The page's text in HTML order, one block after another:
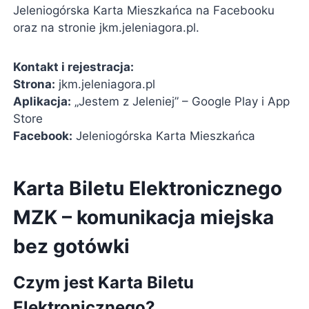
Jeleniogórska Karta Mieszkańca na Facebooku
oraz na stronie jkm.jeleniagora.pl.
Kontakt i rejestracja:
Strona: jkm.jeleniagora.pl
Aplikacja: „Jestem z Jeleniej” – Google Play i App
Store
Facebook: Jeleniogórska Karta Mieszkańca
Karta Biletu Elektronicznego
MZK – komunikacja miejska
bez gotówki
Czym jest Karta Biletu